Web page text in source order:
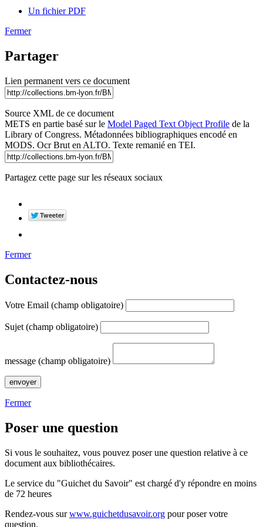
Un fichier PDF
Fermer
Partager
Lien permanent vers ce document
Source XML de ce document
METS en partie basé sur le Model Paged Text Object Profile de la
Library of Congress. Métadonnées bibliographiques encodé en
MODS. Ocr Brut en ALTO. Texte remanié en TEI.
Partagez cette page sur les réseaux sociaux
Fermer
Contactez-nous
Votre Email (champ obligatoire)
Sujet (champ obligatoire)
message (champ obligatoire)
Fermer
Poser une question
Si vous le souhaitez, vous pouvez poser une question relative à ce
document aux bibliothécaires.
Le service du "Guichet du Savoir" est chargé d'y répondre en moins
de 72 heures
Rendez-vous surwww.guichetdusavoir.org pour poser votre
question.